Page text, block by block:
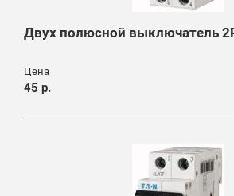
Двух полюсной выключатель
Цена
45 р.